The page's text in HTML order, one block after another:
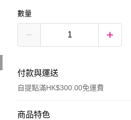
數量
付款與運送
自提點滿HK$300.00免運費
付款方式
商品特色